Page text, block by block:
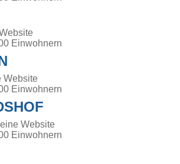
Einwohnern
Website
Einwohnern
Website
Einwohnern